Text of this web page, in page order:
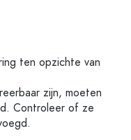
ten opzichte van
zijn, moeten
Controleer of ze